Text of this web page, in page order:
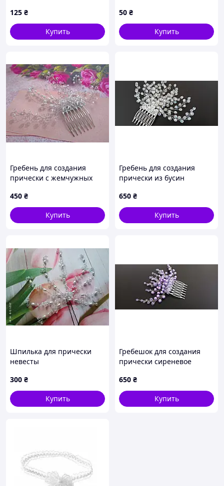
125 ₴
Купить
50 ₴
Купить
Гребень для создания
прически с жемчужных
450 ₴
Купить
Гребень для создания
прически из бусин
650 ₴
Купить
Шпилька для прически
невесты
300 ₴
Купить
Гребешок для создания
прически сиреневое
650 ₴
Купить